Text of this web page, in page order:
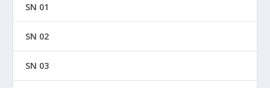
SN 01
SN 02
SN 03